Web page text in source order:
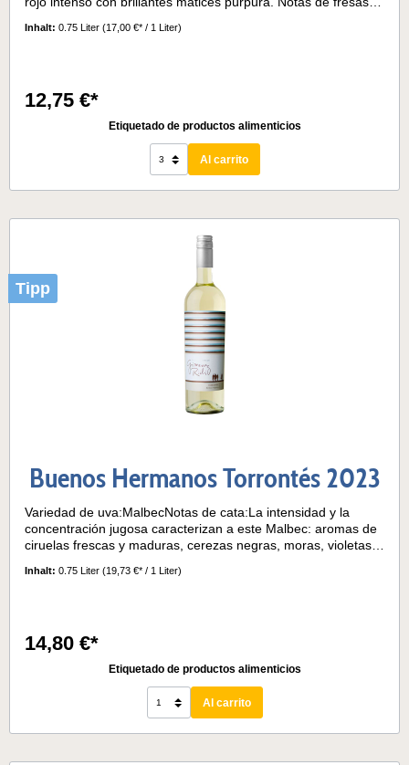
crianza en barrica. En el paladar, hay un equilibrio perfecto
Inhalt: 0.75 Liter (17,00 €* / 1 Liter)
12,75 €*
Etiquetado de productos alimenticios
Al carrito
Tipp
Buenos Hermanos Torrontés 2023
Variedad de uva:MalbecNotas de cata:La intensidad y la
concentración jugosa caracterizan a este Malbec: aromas de
ciruelas frescas y maduras, cerezas negras, moras, violetas y
y toques de chocolate negro. Envejecido durante 8 meses en
Inhalt: 0.75 Liter (19,73 €* / 1 Liter)
14,80 €*
Etiquetado de productos alimenticios
Al carrito